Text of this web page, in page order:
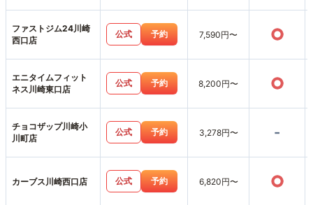
ファストジム24川崎
西口店
公式 予約 7,590円〜 ○
エニタイムフィット
ネス川崎東口店
公式 予約 8,200円〜 ○
チョコザップ川崎小
川町店
公式 予約 3,278円〜 -
カーブス川崎西口店 公式 予約 6,820円〜 ○